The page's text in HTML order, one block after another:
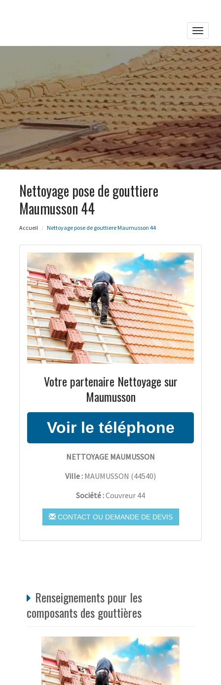
Toggle
Nettoyage pose de gouttiere
Maumusson 44
Accueil Nettoyage pose de gouttiere Maumusson 44
Votre partenaire Nettoyage sur
Maumusson
NETTOYAGE MAUMUSSON
Ville : MAUMUSSON (44540)
Société :Couvreur 44
CONTACT OU DEMANDE DE DEVIS
Renseignements pour les
composants des gouttières